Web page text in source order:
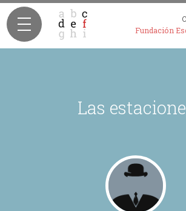
Fundación
Las